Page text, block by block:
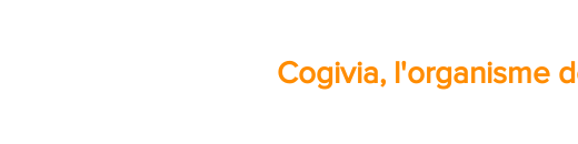
Cogivia, l'organisme